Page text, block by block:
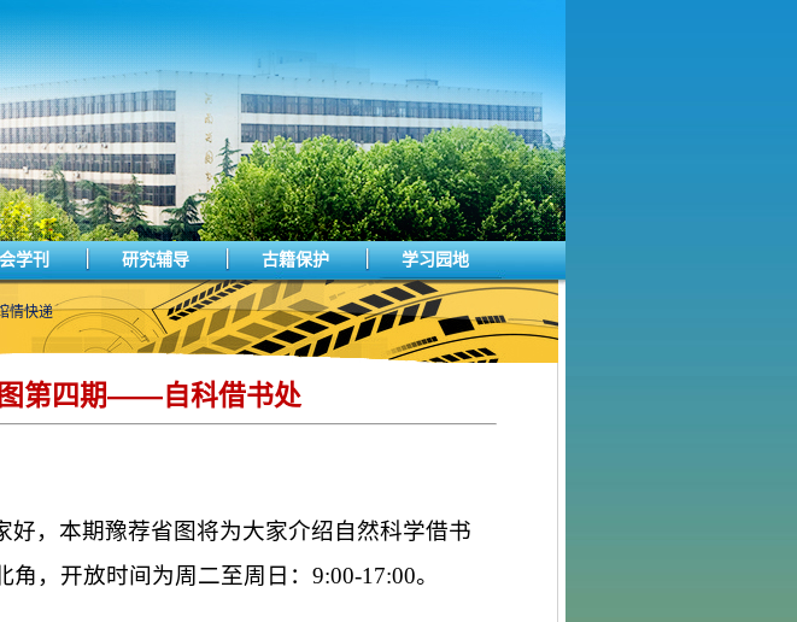
学刊 研究辅导 古籍保护 学习园地
情快递
第四期——自科借书处
好，本期豫荐省图将为大家介绍自然科学借书
，开放时间为周二至周日： 9:00-17:00。